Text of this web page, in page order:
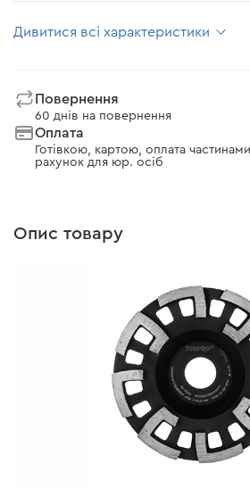
Дивитися всі характеристики
Повернення
60 днів на повернення
Оплата
Готівкою, картою, оплата
рахунок для юр. осіб
Опис товару